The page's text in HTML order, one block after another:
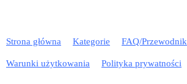
Strona główna Kategorie FAQ/Przewodnik
Warunki użytkowania Polityka prywatności